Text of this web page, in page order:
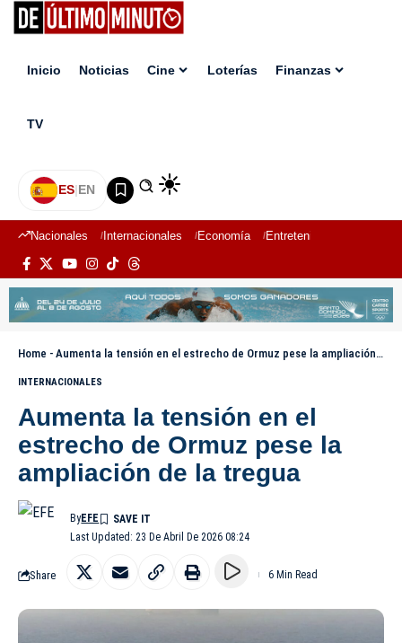
Inicio Noticias Cine Loterías Finanzas
TV
ES|EN
Nacionales Internacionales Economía Entretenimiento
Home - Aumenta la tensión en el estrecho de Ormuz pese la ampliación de la tregua
INTERNACIONALES
Aumenta la tensión en el
estrecho de Ormuz pese la
ampliación de la tregua
Last Updated: 23 De Abril De 2026 08:24
ByEFE
Share 6 Min Read